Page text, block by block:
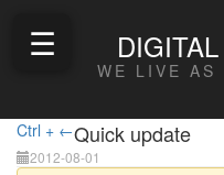
WE LIVE AS
☰
Ctrl + ←Quick update
2012-08-01